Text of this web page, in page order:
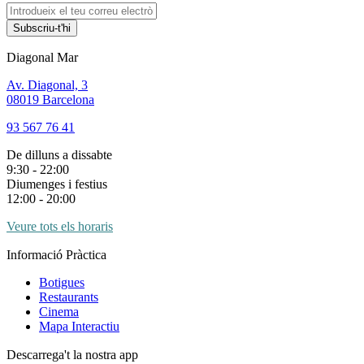
Subscriu-t'hi
Diagonal Mar
Av. Diagonal, 3
08019 Barcelona
93 567 76 41
De dilluns a dissabte
9:30 - 22:00
Diumenges i festius
12:00 - 20:00
Veure tots els horaris
Informació Pràctica
Botigues
Restaurants
Cinema
Mapa Interactiu
Descarrega't la nostra app